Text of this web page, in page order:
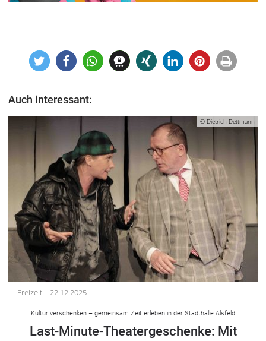
Auch interessant:
© Dietrich Dettmann
Freizeit 22.12.2025
Kultur verschenken – gemeinsam Zeit erleben in der Stadthalle Alsfeld
Last-Minute-Theatergeschenke: Mit